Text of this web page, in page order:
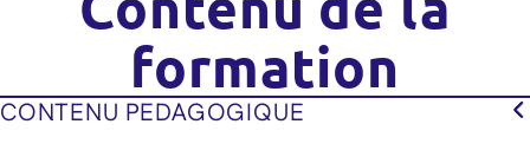
formation
CONTENU PEDAGOGIQUE